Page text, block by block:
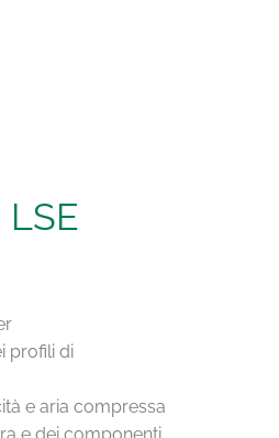
LSE
profili di
e aria compressa